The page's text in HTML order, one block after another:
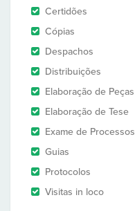
Certidões
Cópias
Despachos
Distribuições
Elaboração de Peças
Elaboração de Tese
Exame de Processos
Guias
Protocolos
Visitas in loco